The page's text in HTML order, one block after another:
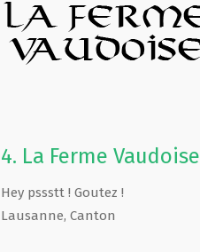
4. La Ferme Vaudoise
Hey pssstt ! Goutez !
Lausanne, Canton